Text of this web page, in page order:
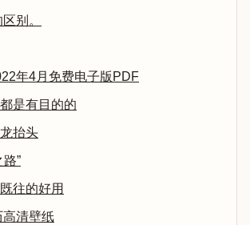
别。
年4月免费电子版PDF
是有目的的
抬头
路”
往的好用
高清壁纸